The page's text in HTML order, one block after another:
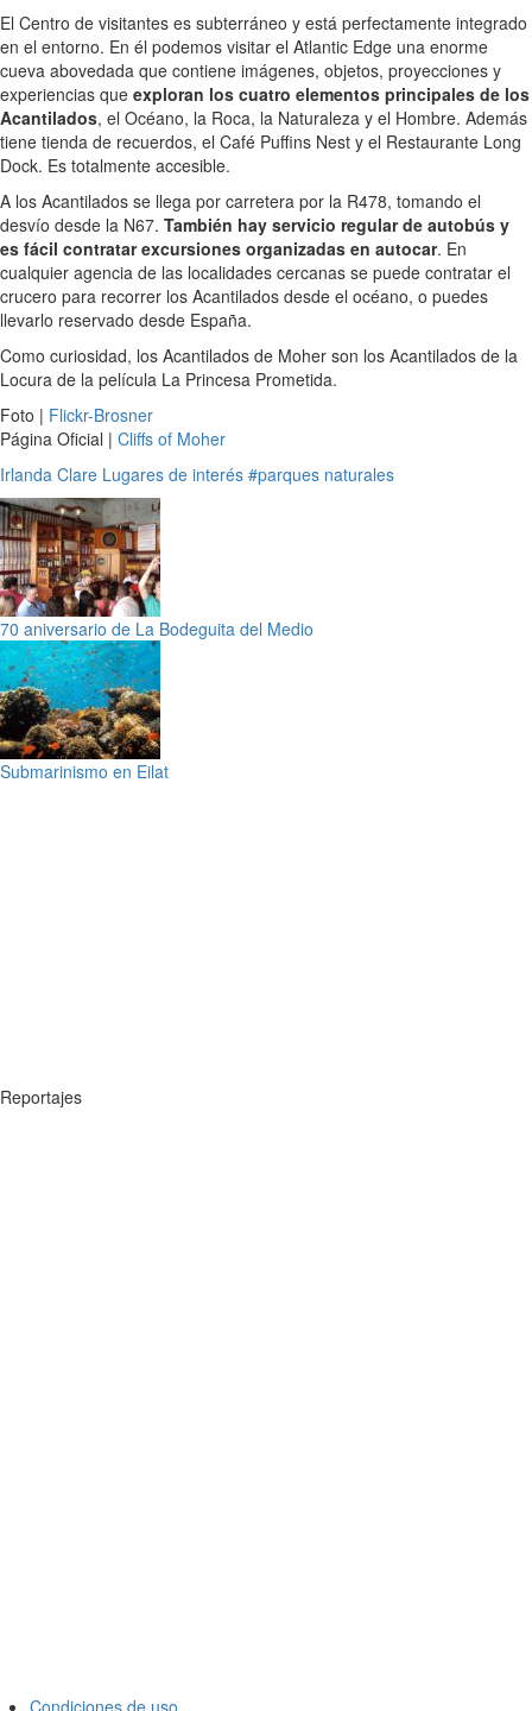
El Centro de visitantes es subterráneo y está perfectamente integrado
en el entorno. En él podemos visitar el Atlantic Edge una enorme
cueva abovedada que contiene imágenes, objetos, proyecciones y
experiencias que exploran los cuatro elementos principales de los
Acantilados, el Océano, la Roca, la Naturaleza y el Hombre. Además
tiene tienda de recuerdos, el Café Puffins Nest y el Restaurante Long
Dock. Es totalmente accesible.
A los Acantilados se llega por carretera por la R478, tomando el
desvío desde la N67. También hay servicio regular de autobús y
es fácil contratar excursiones organizadas en autocar. En
cualquier agencia de las localidades cercanas se puede contratar el
crucero para recorrer los Acantilados desde el océano, o puedes
llevarlo reservado desde España.
Como curiosidad, los Acantilados de Moher son los Acantilados de la
Locura de la película La Princesa Prometida.
Foto | Flickr-Brosner
Página Oficial | Cliffs of Moher
Irlanda Clare Lugares de interés #parques naturales
70 aniversario de La Bodeguita del Medio
Submarinismo en Eilat
Reportajes
Condiciones de uso